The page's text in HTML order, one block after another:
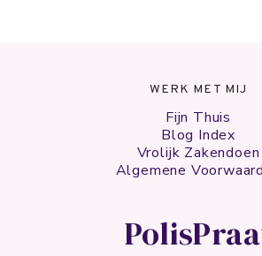
WERK MET MIJ
Fijn Thuis
Blog Index
Vrolijk Zakendoen
Algemene